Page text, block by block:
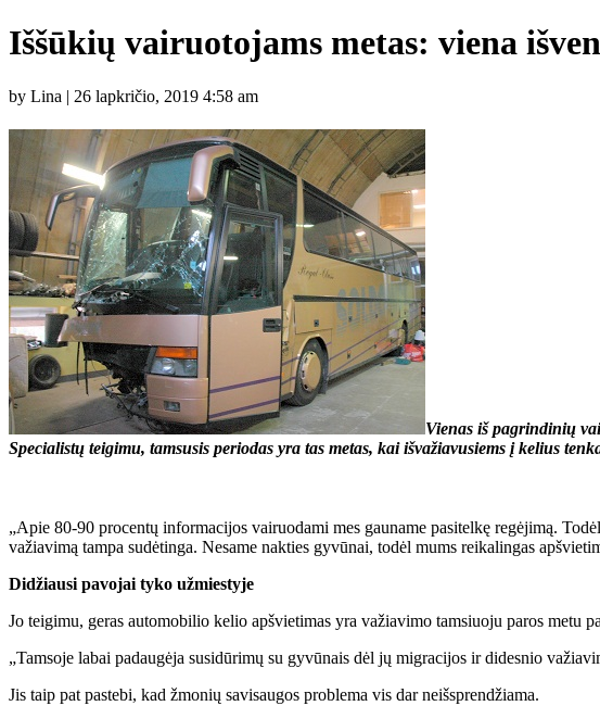
Iššūkių vairuotojams metas: viena
by Lina | 26 lapkričio, 2019 4:58 am
Vienas iš pagrindinių
Specialistų teigimu, tamsusis periodas yra tas metas, kai išvažiavusiems į kelius
„Apie 80-90 procentų informacijos vairuodami mes gauname pasitelkę regėjimą.
važiavimą tampa sudėtinga. Nesame nakties gyvūnai, todėl mums reikalingas
Didžiausi pavojai tyko užmiestyje
Jo teigimu, geras automobilio kelio apšvietimas yra važiavimo tamsiuoju paros metu
„Tamsoje labai padaugėja susidūrimų su gyvūnais dėl jų migracijos ir didesnio
Jis taip pat pastebi, kad žmonių savisaugos problema vis dar neišsprendžiama.